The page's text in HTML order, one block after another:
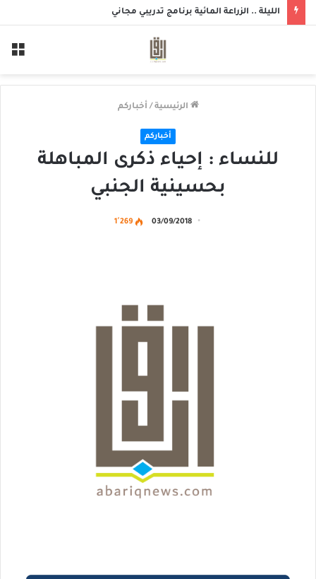
الليلة .. الزراعة المائية برنامج تدريبي مجاني
الرئيسية / أخباركم
أخباركم
للنساء : إحياء ذكرى المباهلة
بحسينية الجنبي
03/09/2018 1٬269